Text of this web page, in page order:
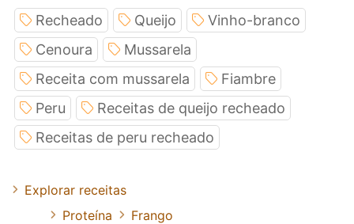
Recheado Queijo
Vinho-branco
Cenoura
Mussarela
Receita com mussarela
Fiambre
Peru
Receitas de queijo recheado
Receitas de peru recheado
Explorar receitas
Proteína
Frango